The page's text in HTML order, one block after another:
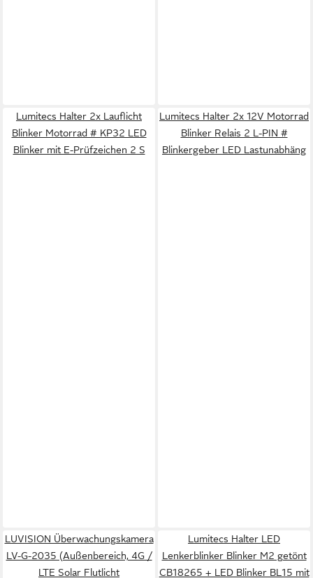
Lumitecs Halter 2x Lauflicht
Blinker Motorrad # KP32 LED
Blinker mit E-Prüfzeichen 2 S
Lumitecs Halter 2x 12V Motorrad
Blinker Relais 2 L-PIN #
Blinkergeber LED Lastunabhäng
LUVISION Überwachungskamera
LV-G-2035 (Außenbereich, 4G /
LTE Solar Flutlicht
Lumitecs Halter LED
Lenkerblinker Blinker M2 getönt
CB18265 + LED Blinker BL15 mit